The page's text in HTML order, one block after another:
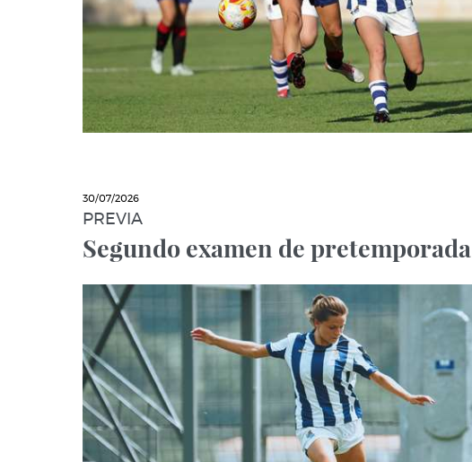
30/07/2026
PREVIA
Segundo examen de pretemporada